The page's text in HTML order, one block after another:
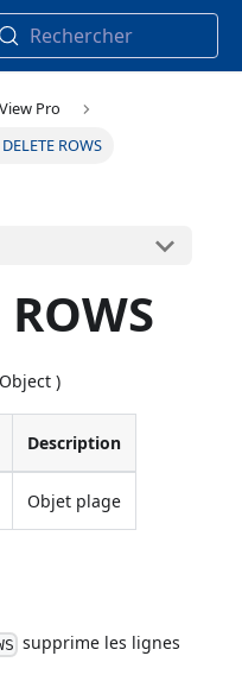
Rechercher
Pro
ROWS
ROWS
)
Description
Objet plage
supprime les lignes